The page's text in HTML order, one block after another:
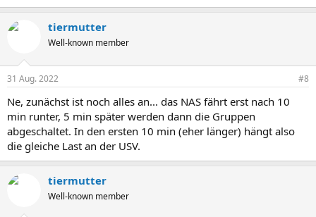
tiermutter
Well-known member
31 Aug. 2022 #8
Ne, zunächst ist noch alles an... das NAS fährt erst nach 10
min runter, 5 min später werden dann die Gruppen
abgeschaltet. In den ersten 10 min (eher länger) hängt also
die gleiche Last an der USV.
tiermutter
Well-known member